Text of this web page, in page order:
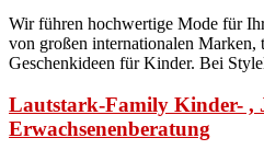
Wir führen hochwertige Mode für
von großen internationalen Marken,
Geschenkideen für Kinder. Bei
Lautstark-Family Kinder- ,
Erwachsenenberatung